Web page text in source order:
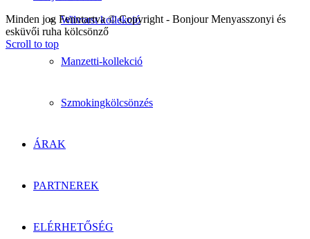
Wilvorst kollekció
Manzetti-kollekció
Szmokingkölcsönzés
ÁRAK
PARTNEREK
ELÉRHETŐSÉG
Minden jog Fenntartva © Copyright - Bonjour Menyasszonyi és
esküvői ruha kölcsönző
Scroll to top